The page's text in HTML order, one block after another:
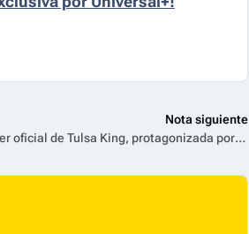
Nota siguiente
Paramount+ estrena el teaser oficial de Tulsa King, protagonizada por el nominado al Oscar Sylvester Stallone